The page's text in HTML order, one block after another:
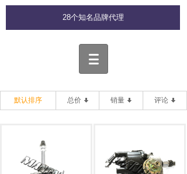
28个知名品牌代理
默认排序 总价 销量 评论